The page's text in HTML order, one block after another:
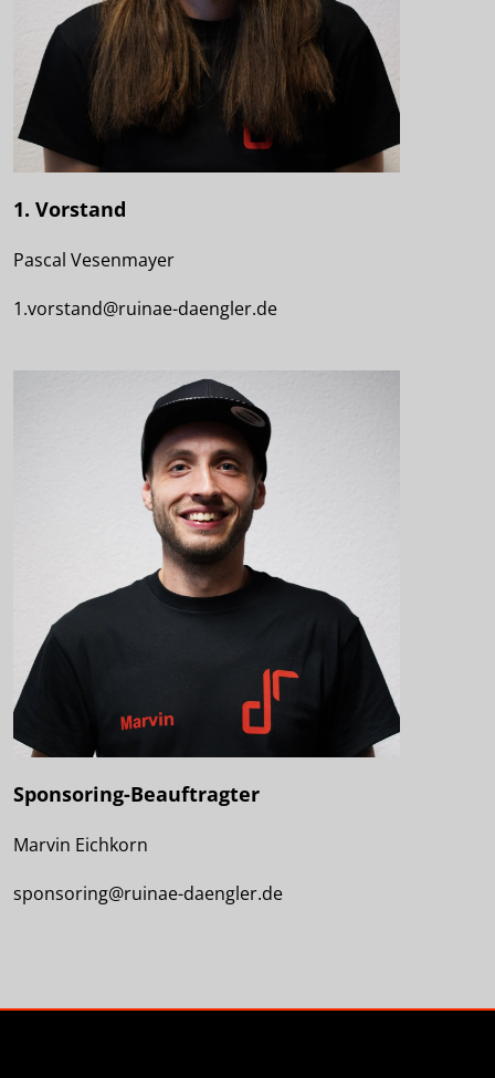
1. Vorstand
Pascal Vesenmayer
1.vorstand@ruinae-daengler.de
Sponsoring-Beauftragter
Marvin Eichkorn
sponsoring@ruinae-daengler.de